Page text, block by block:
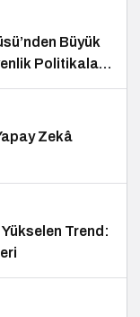
Büyük
Politikaları
Zekâ
Yükselen Trend: